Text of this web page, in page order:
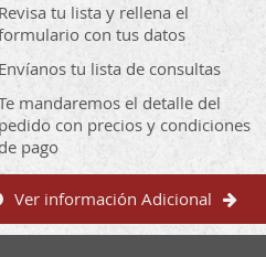
Revisa tu lista y rellena el
con tus datos
Envíanos tu lista de consultas
mandaremos el detalle del
pedido con precios y condiciones
de pago
Ver información Adicional